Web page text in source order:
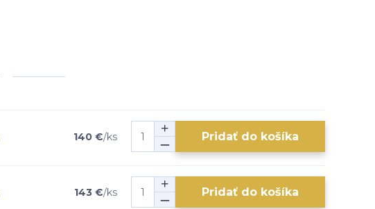
140 €/ks Pridať do košíka
143 €/ks Pridať do košíka